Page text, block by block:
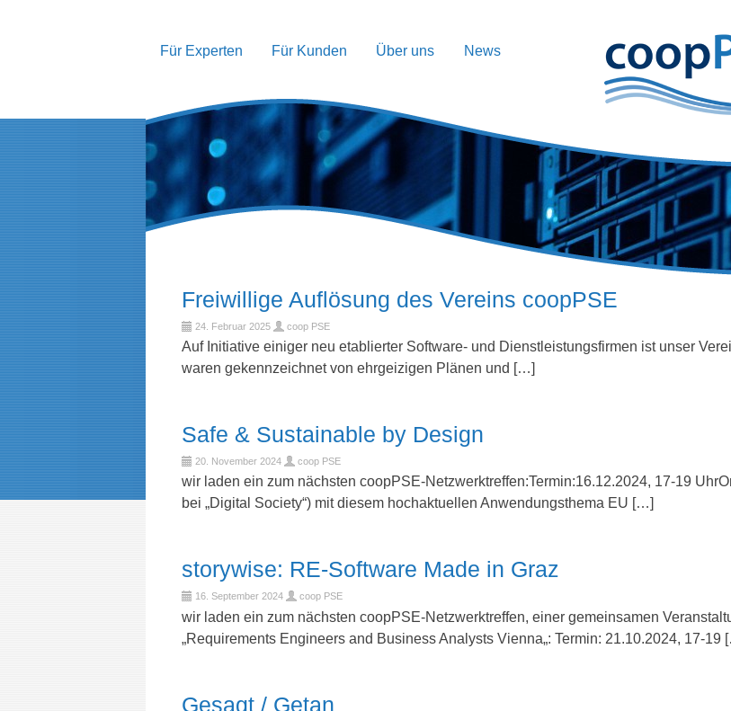
Für Experten Für Kunden Über uns News
Freiwillige Auflösung des Vereins coopPSE
24. Februar 2025 coop PSE
Auf Initiative einiger neu etablierter Software- und Dienstleistungsfirmen ist unser
waren gekennzeichnet von ehrgeizigen Plänen und […]
Safe & Sustainable by Design
20. November 2024 coop PSE
wir laden ein zum nächsten coopPSE-Netzwerktreffen:Termin:16.12.2024, 17-19
bei „Digital Society“) mit diesem hochaktuellen Anwendungsthema EU […]
storywise: RE-Software Made in Graz
16. September 2024 coop PSE
wir laden ein zum nächsten coopPSE-Netzwerktreffen, einer gemeinsamen
„Requirements Engineers and Business Analysts Vienna„: Termin: 21.10.2024, 17-19
Gesagt / Getan